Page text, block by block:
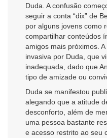
Duda. A confusão
seguir a conta “dix” de
por alguns jovens como
compartilhar conteúdos
amigos mais próximos.
invasiva por Duda, que
inadequada, dado que
tipo de amizade ou
Duda se manifestou
alegando que a atitude
desconforto, além de
uma pessoa bastante
e acesso restrito ao seu